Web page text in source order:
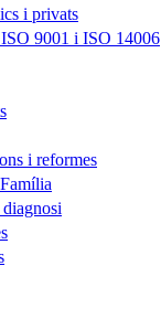
i privats
9001 i ISO 14006
i reformes